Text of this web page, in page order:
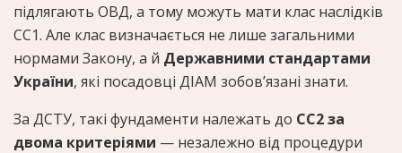
підлягають ОВД, а тому можуть мати клас наслідків
СС1. Але клас визначається не лише загальними
нормами Закону, а й Державними стандартами
України, які посадовці ДІАМ зобов’язані знати.
За ДСТУ, такі фундаменти належать до СС2 за
двома критеріями — незалежно від процедури